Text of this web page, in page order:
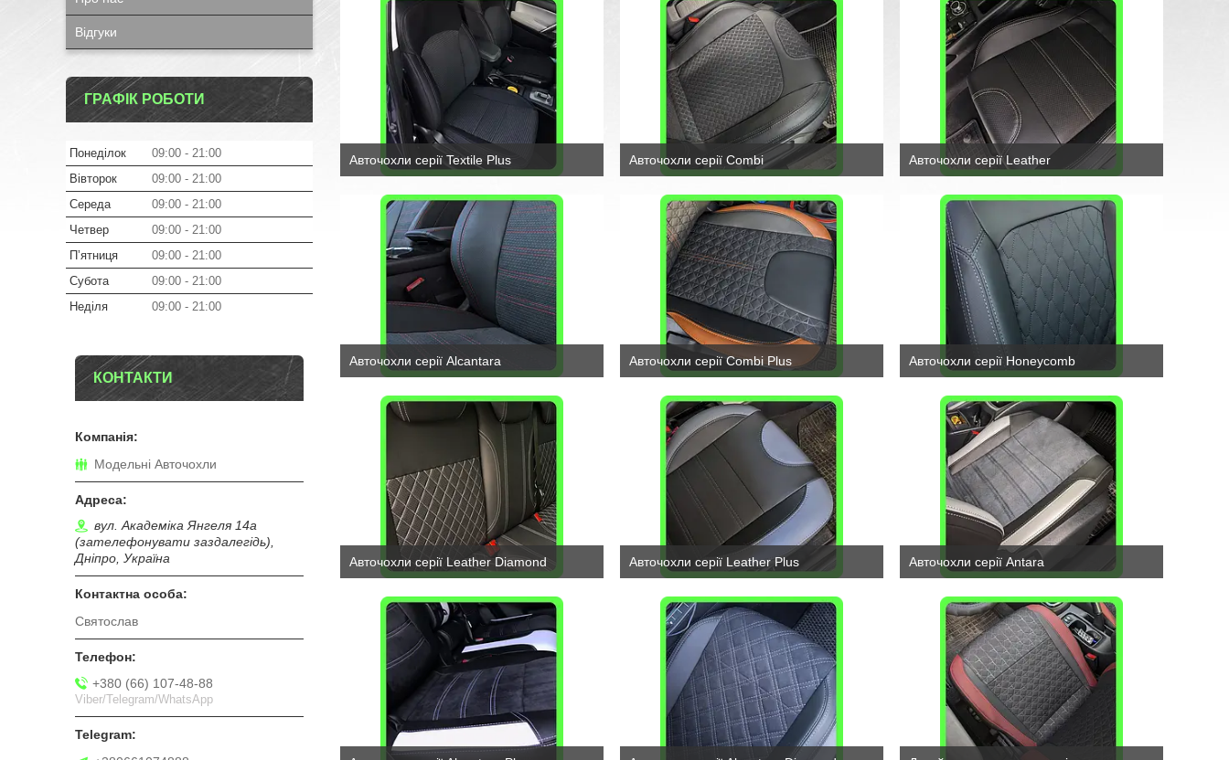
Авточохли серії Textile Plus Авточохли серії Combi Авточохли серії Leather
Авточохли серії Alcantara Авточохли серії Combi Plus Авточохли серії Honeycomb
Авточохли серії Leather Diamond Авточохли серії Leather Plus Авточохли серії Antara
Відгуки
ГРАФІК РОБОТИ
Понеділок 09:00
21:00
Вівторок
09:00
21:00
Середа
09:00
21:00
Четвер
09:00
21:00
Пʼятниця
09:00
21:00
Субота
09:00
21:00
Неділя
09:00 21:00
КОНТАКТИ
Модельні Авточохли
вул. Академіка Янгеля 14а
(зателефонувати заздалегідь),
Дніпро, Україна
Святослав
+380 (66) 107-48-88
Viber/Telegram/WhatsApp